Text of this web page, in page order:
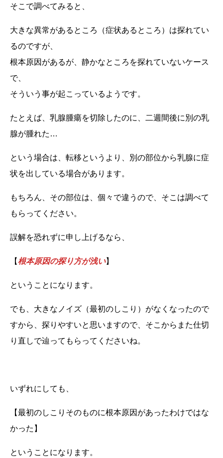
そこで調べてみると、
大きな異常があるところ（症状あるところ）は探れてい
るのですが、
根本原因があるが、静かなところを探れていないケース
で、
そういう事が起こっているようです。
たとえば、乳腺腫瘍を切除したのに、二週間後に別の乳
腺が腫れた…
という場合は、転移というより、別の部位から乳腺に症
状を出している場合があります。
もちろん、その部位は、個々で違うので、そこは調べて
もらってください。
誤解を恐れずに申し上げるなら、
【根本原因の探り方が浅い】
ということになります。
でも、大きなノイズ（最初のしこり）がなくなったので
すから、探りやすいと思いますので、そこからまた仕切
り直しで辿ってもらってくださいね。
いずれにしても、
【最初のしこりそのものに根本原因があったわけではな
かった】
ということになります。